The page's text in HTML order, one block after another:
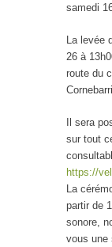
samedi
La levée
26 à
route du
Il sera
sur tout
https://
La
partir de
sonore,
vous une